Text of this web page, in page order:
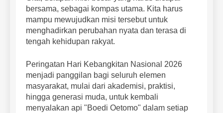
bersama, sebagai kompas utama. Kita harus
mampu mewujudkan misi tersebut untuk
menghadirkan perubahan nyata dan terasa di
tengah kehidupan rakyat.
Peringatan Hari Kebangkitan Nasional 2026
menjadi panggilan bagi seluruh elemen
masyarakat, mulai dari akademisi, praktisi,
hingga generasi muda, untuk kembali
menyalakan api "Boedi Oetomo" dalam setiap